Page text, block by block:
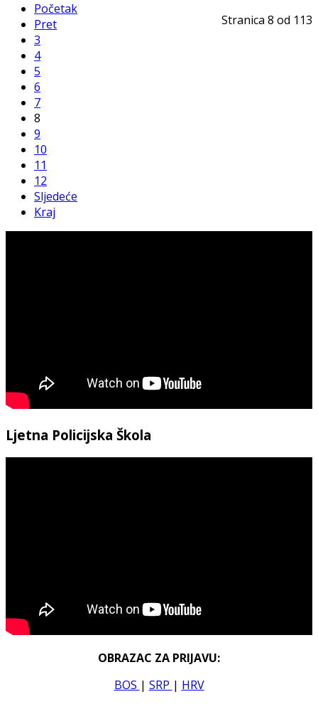
Stranica 8 od 113
Početak
Pret
3
4
5
6
7
8
9
10
11
12
Sljedeće
Kraj
Ljetna Policijska Škola
OBRAZAC ZA PRIJAVU:
BOS | SRP | HRV